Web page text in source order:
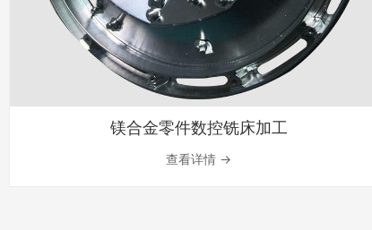
镁合金零件数控铣床加工
查看详情 →